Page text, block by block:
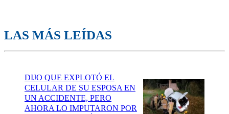
LAS MÁS LEÍDAS
DIJO QUE EXPLOTÓ EL
CELULAR DE SU ESPOSA EN
UN ACCIDENTE, PERO
AHORA LO IMPUTARON POR